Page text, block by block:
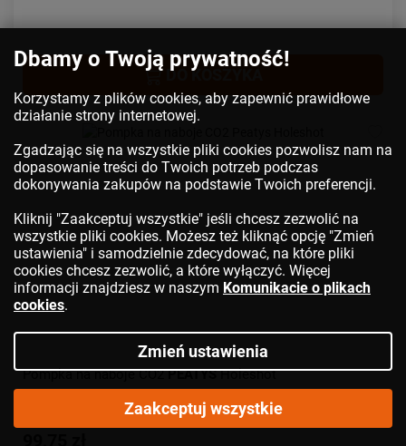
DO KOSZYKA
Pompka na naboje CO2PEATYSHoleshot
Dbamy o Twoją prywatność!
Korzystamy z plików cookies, aby zapewnić prawidłowe
działanie strony internetowej.
Zgadzając się na wszystkie pliki cookies pozwolisz nam na
dopasowanie treści do Twoich potrzeb podczas
dokonywania zakupów na podstawie Twoich preferencji.
Kliknij "Zaakceptuj wszystkie" jeśli chcesz zezwolić na
wszystkie pliki cookies. Możesz też kliknąć opcję "Zmień
ustawienia" i samodzielnie zdecydować, na które pliki
cookies chcesz zezwolić, a które wyłączyć. Więcej
informacji znajdziesz w naszym Komunikacie o plikach
cookies.
Zmień ustawienia
Zaakceptuj wszystkie